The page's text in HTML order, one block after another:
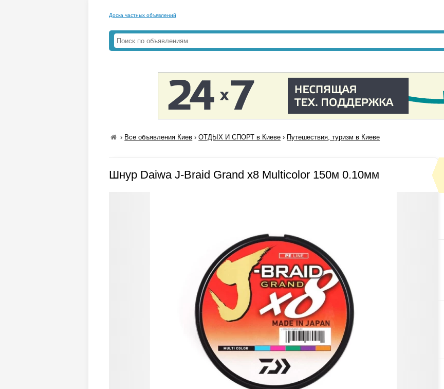
Доска частных объявлений
› Все объявления Киев ›ОТДЫХ И СПОРТ в Киеве › Путешествия, туризм в Киеве
Шнур Daiwa J-Braid Grand x8 Multicolor 150м 0.10мм